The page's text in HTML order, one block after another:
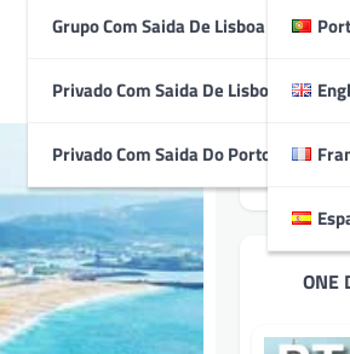
Grupo Com Saida De Lisboa
Privado Com Saida De Lisboa
Privado Com Saida Do Porto
ONE